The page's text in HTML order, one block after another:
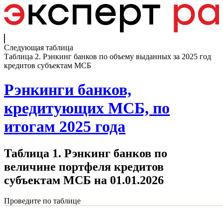
Следующая таблица
Таблица 2. Рэнкинг банков по объему выданных за 2025 год
кредитов субъектам МСБ
Рэнкинги банков,
кредитующих МСБ, по
итогам 2025 года
Таблица 1. Рэнкинг банков по
величине портфеля кредитов
субъектам МСБ на 01.01.2026
Проведите по таблице